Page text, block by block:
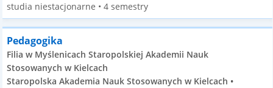
studia niestacjonarne • 4 semestry
Pedagogika
Filia w Myślenicach Staropolskiej Akademii Nauk
Stosowanych w Kielcach
Staropolska Akademia Nauk Stosowanych w Kielcach •